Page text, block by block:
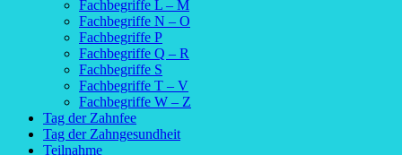
Fachbegriffe L – M
Fachbegriffe N – O
Fachbegriffe P
Fachbegriffe Q – R
Fachbegriffe S
Fachbegriffe T – V
Fachbegriffe W – Z
Tag der Zahnfee
Tag der Zahngesundheit
Teilnahme